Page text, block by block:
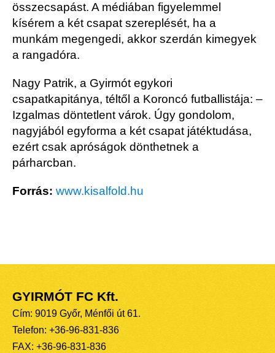
összecsapást. A médiában figyelemmel
kísérem a két csapat szereplését, ha a
munkám megengedi, akkor szerdán kimegyek
a rangadóra.
Nagy Patrik, a Gyirmót egykori
csapatkapitánya, téltől a Koroncó futballistája: –
Izgalmas döntetlent várok. Úgy gondolom,
nagyjából egyforma a két csapat játéktudása,
ezért csak apróságok dönthetnek a
párharcban.
Forrás: www.kisalfold.hu
GYIRMÓT FC Kft.
Cím: 9019 Győr, Ménfői út 61.
Telefon: +36-96-831-836
FAX: +36-96-831-836